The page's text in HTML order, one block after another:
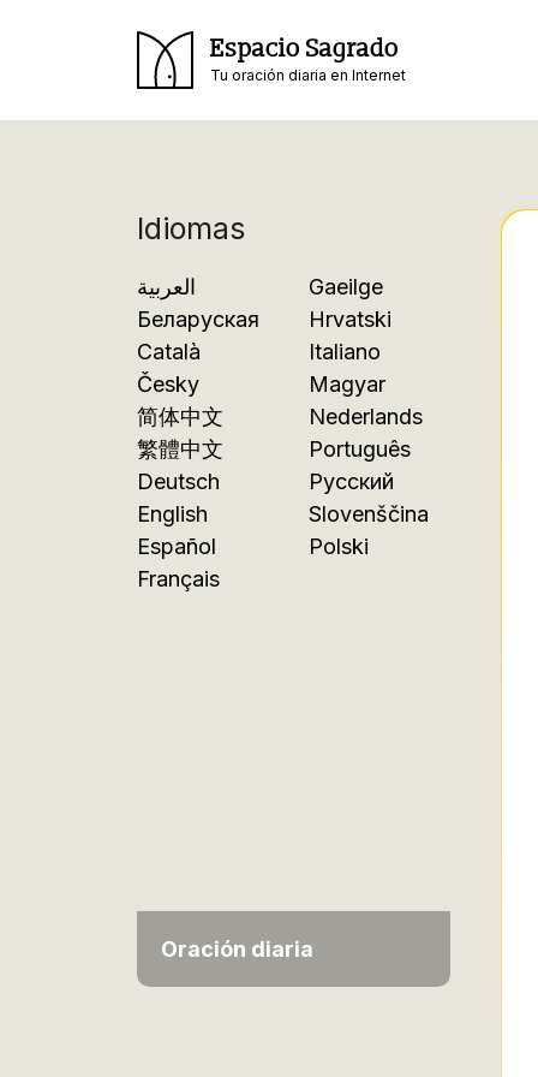
Espacio Sagrado
Tu oración diaria en Internet
Idiomas
العربية
Беларуская
Català
Česky
简体中文
繁體中文
Deutsch
English
Español
Français
Gaeilge
Hrvatski
Italiano
Magyar
Nederlands
Português
Русский
Slovenščina
Polski
Oración diaria